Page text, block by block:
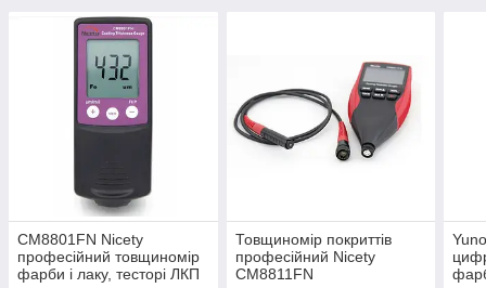
СМ8801FN Nicety
професійний товщиномір
фарби і лаку, тесторі ЛКП
Товщиномір покриттів
професійний Nicety
CM8811FN